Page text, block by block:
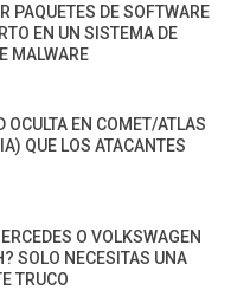
PAQUETES DE SOFTWARE
EN UN SISTEMA DE
MALWARE
OCULTA EN COMET/ATLAS
QUE LOS ATACANTES
O VOLKSWAGEN
SOLO NECESITAS UNA
TRUCO